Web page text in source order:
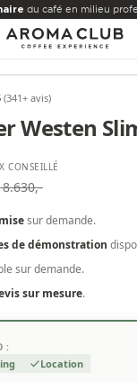
du café en milieu
(341+ avis)
Westen
CONSEILLÉ
sur demande.
de démonstration
sur demande.
sur mesure.
:
Location